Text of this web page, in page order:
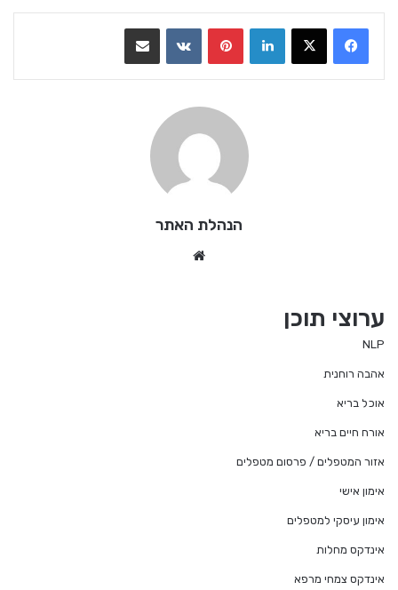
LinkedIn
VKontakte
הנהלת האתר
ערוצי תוכן
NLP
אהבה רוחנית
אוכל בריא
אורח חיים בריא
אזור המטפלים / פרסום מטפלים
אימון אישי
אימון עיסקי למטפלים
אינדקס מחלות
אינדקס צמחי מרפא